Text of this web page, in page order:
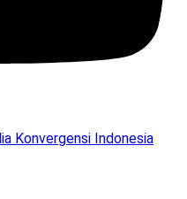
Konvergensi Indonesia